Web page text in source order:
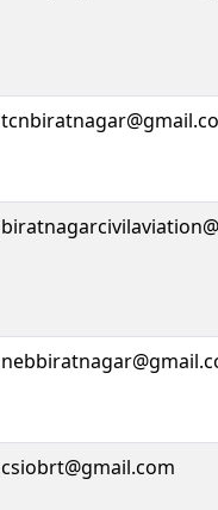
csiobrt@gmail.com